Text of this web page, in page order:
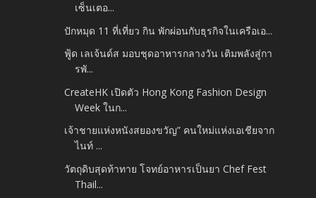
เซ็นเตอ...
ปักหมุด 11 ที่เที่ยว กิน พักผ่อนกับธุรกิจในเครือเอ...
ฟู้ด เลเจ้นด์ส มอบชุดอาหารกลางวัน เติมพลังสู่กา
รพั...
CreateHK เปิดตัว Hong Kong Fashion Design
Week ในก...
เจ้าชายแห่งหนังสยองขวัญ” คนใหม่แห่งเอเชียจาก
ไนท์ ...
วัตถุดิบสุดท้าทาย โจทย์อาหารเป็นยา Chef Fest
Thail...